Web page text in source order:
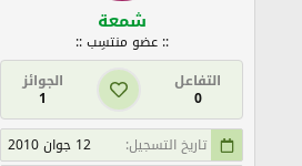
شمعة
:: عضو منتسِب ::
التفاعل
0
الجوائز
1
تاريخ التسجيل
12 جوان 2010